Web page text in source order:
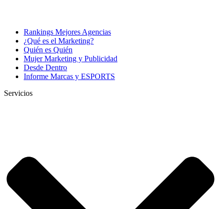
Rankings Mejores Agencias
¿Qué es el Marketing?
Quién es Quién
Mujer Marketing y Publicidad
Desde Dentro
Informe Marcas y ESPORTS
Servicios